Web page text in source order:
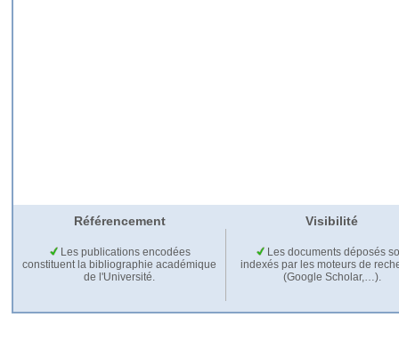
Référencement Visibilité
Les publications encodées
constituent la bibliographie académique
de l'Université.
Les documents déposés
indexés par les moteurs de
(Google Scholar,…).